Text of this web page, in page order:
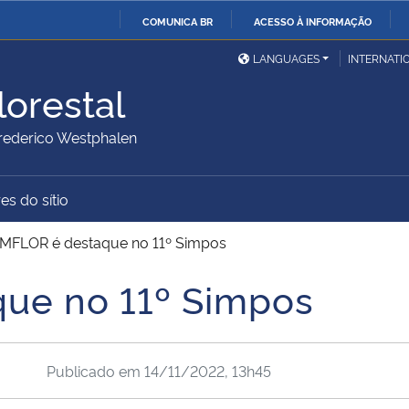
COMUNICA BR ACESSO À INFORMAÇÃO
Ministério da Defesa
Ministério das Relações
Exteriores
Ministério da Cidadania
Ministério do
Desenvolvimento Regional
Advocacia-Geral da União Banco Central do Brasil
LANGUAGES
Westphalen
do sítio
é destaque no 11º Simpos
no 11º Simpos
Publicado em 14/11/2022, 13h45